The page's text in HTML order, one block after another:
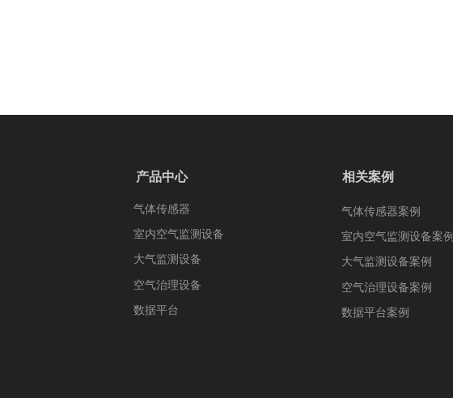
产品中心 相关案例
气体传感器
室内空气监测设备
大气监测设备
空气治理设备
数据平台
气体传感器案例
室内空气监测设备案例
大气监测设备案例
空气治理设备案例
数据平台案例